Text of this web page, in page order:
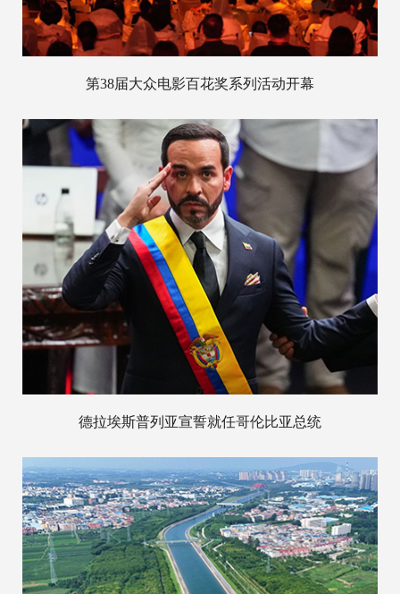
第38届大众电影百花奖系列活动开幕
德拉埃斯普列亚宣誓就任哥伦比亚总统